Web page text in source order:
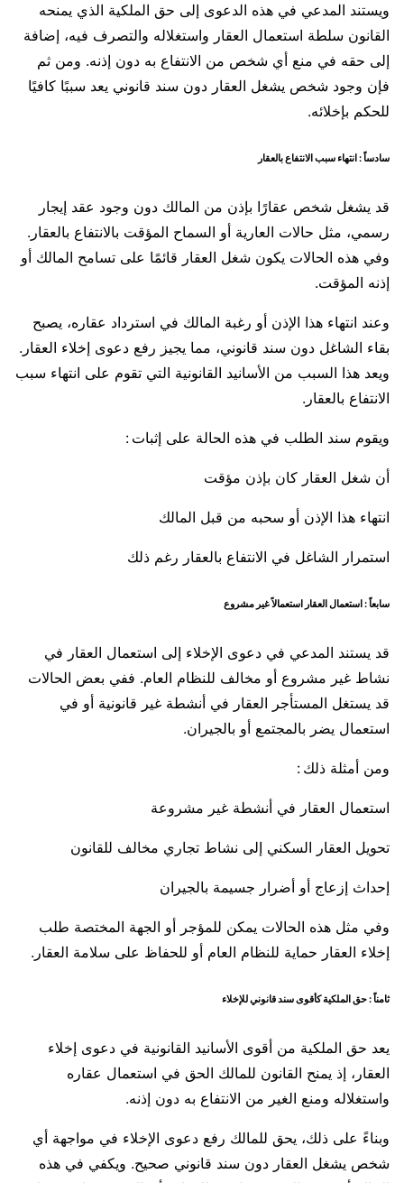
ويستند المدعي في هذه الدعوى إلى حق الملكية الذي يمنحه
القانون سلطة استعمال العقار واستغلاله والتصرف فيه، إضافة
إلى حقه في منع أي شخص من الانتفاع به دون إذنه. ومن ثم
فإن وجود شخص يشغل العقار دون سند قانوني يعد سببًا كافيًا
للحكم بإخلائه.
سادساً : انتهاء سبب الانتفاع بالعقار
قد يشغل شخص عقارًا بإذن من المالك دون وجود عقد إيجار
رسمي، مثل حالات العارية أو السماح المؤقت بالانتفاع بالعقار.
وفي هذه الحالات يكون شغل العقار قائمًا على تسامح المالك أو
إذنه المؤقت.
وعند انتهاء هذا الإذن أو رغبة المالك في استرداد عقاره، يصبح
بقاء الشاغل دون سند قانوني، مما يجيز رفع دعوى إخلاء العقار.
ويعد هذا السبب من الأسانيد القانونية التي تقوم على انتهاء سبب
الانتفاع بالعقار.
ويقوم سند الطلب في هذه الحالة على إثبات :
أن شغل العقار كان بإذن مؤقت
انتهاء هذا الإذن أو سحبه من قبل المالك
استمرار الشاغل في الانتفاع بالعقار رغم ذلك
سابعاً : استعمال العقار استعمالاً غير مشروع
قد يستند المدعي في دعوى الإخلاء إلى استعمال العقار في
نشاط غير مشروع أو مخالف للنظام العام. ففي بعض الحالات
قد يستغل المستأجر العقار في أنشطة غير قانونية أو في
استعمال يضر بالمجتمع أو بالجيران.
ومن أمثلة ذلك :
استعمال العقار في أنشطة غير مشروعة
تحويل العقار السكني إلى نشاط تجاري مخالف للقانون
إحداث إزعاج أو أضرار جسيمة بالجيران
وفي مثل هذه الحالات يمكن للمؤجر أو الجهة المختصة طلب
إخلاء العقار حماية للنظام العام أو للحفاظ على سلامة العقار.
ثامناً : حق الملكية كأقوى سند قانوني للإخلاء
يعد حق الملكية من أقوى الأسانيد القانونية في دعوى إخلاء
العقار، إذ يمنح القانون للمالك الحق في استعمال عقاره
واستغلاله ومنع الغير من الانتفاع به دون إذنه.
وبناءً على ذلك، يحق للمالك رفع دعوى الإخلاء في مواجهة أي
شخص يشغل العقار دون سند قانوني صحيح. ويكفي في هذه